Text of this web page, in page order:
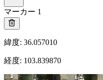
マーカー 1
緯度: 36.057010
経度: 103.839870